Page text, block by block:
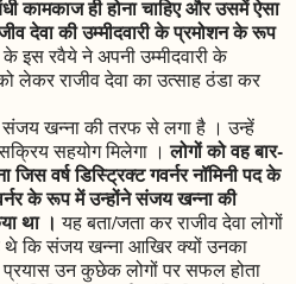
कामकाज ही होना चाहिए और उसमें ऐसा
देवा की उम्मीदवारी के प्रमोशन के रूप
इस रवैये ने अपनी उम्मीदवारी के
लेकर राजीव देवा का उत्साह ठंडा कर
संजय खन्ना की तरफ से लगा है । उन्हें
सहयोग मिलेगा ।लोगों को वह बार-
वर्ष डिस्ट्रिक्ट गवर्नर नॉमिनी पद के
के रूप में उन्होंने संजय खन्ना की
था । यह बता/जता कर राजीव देवा लोगों
कि संजय खन्ना आखिर क्यों उनका
प्रयास उन कुछेक लोगों पर सफल होता